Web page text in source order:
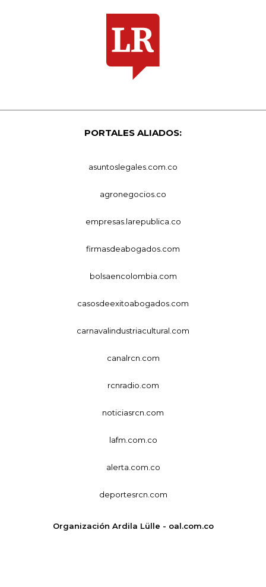
PORTALES ALIADOS:
asuntoslegales.com.co
agronegocios.co
empresas.larepublica.co
firmasdeabogados.com
bolsaencolombia.com
casosdeexitoabogados.com
carnavalindustriacultural.com
canalrcn.com
rcnradio.com
noticiasrcn.com
lafm.com.co
alerta.com.co
deportesrcn.com
Organización Ardila Lülle - oal.com.co